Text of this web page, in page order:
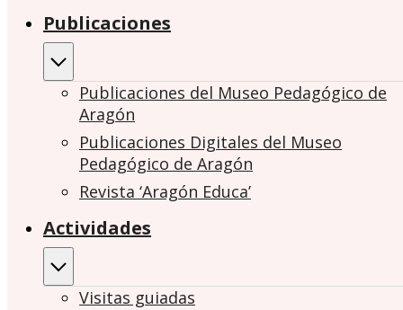
Publicaciones
Publicaciones del Museo Pedagógico de
Aragón
Publicaciones Digitales del Museo
Pedagógico de Aragón
Revista ‘Aragón Educa’
Actividades
Visitas guiadas